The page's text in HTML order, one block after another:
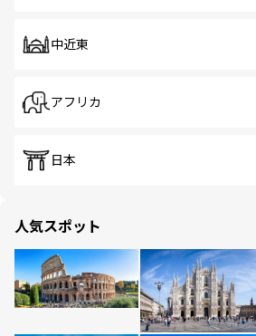
中近東
アフリカ
日本
人気スポット